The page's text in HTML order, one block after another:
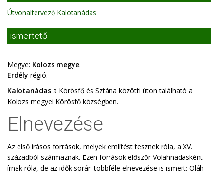
Útvonaltervező Kalotanádas
ismertető
Megye: Kolozs megye.
Erdély régió.
Kalotanádas a Körösfő és Sztána közötti úton található a
Kolozs megyei Körösfő községben.
Elnevezése
Az első írásos források, melyek említést tesznek róla, a XV.
századból származnak. Ezen források először Volahnadasként
írnak róla, de az idők során többféle elnevezése is ismert: Oláh-